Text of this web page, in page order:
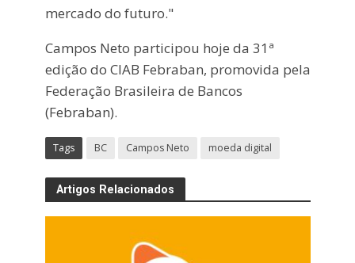
mercado do futuro."
Campos Neto participou hoje da 31ª
edição do CIAB Febraban, promovida pela
Federação Brasileira de Bancos
(Febraban).
Tags BC Campos Neto moeda digital
Artigos Relacionados